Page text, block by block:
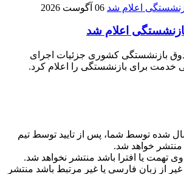
06 آگوست 2026
اعلام شد
بازنشستگی کشوری جزئیات اجرای
خدمت برای بازنشستگی را اعلام کرد.
شده توسط شما، پس از تایید توسط تیم
خواهد شد.
تهمت یا افترا باشد منتشر نخواهد شد.
غیر از زبان فارسی یا غیر مرتبط باشد منتشر